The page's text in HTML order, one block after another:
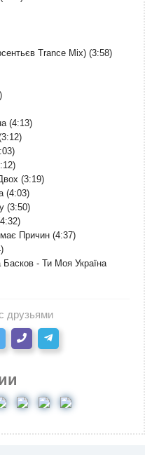
Trance Mix) (3:58)
(4:13)
(3:19)
(4:03)
(3:50)
Причин (4:37)
Басков - Ти Моя Україна
друзьями